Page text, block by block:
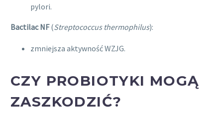
pylori.
Bactilac NF(Streptococcus thermophilus):
zmniejsza aktywność WZJG.
CZY PROBIOTYKI MOGĄ
ZASZKODZIĆ?